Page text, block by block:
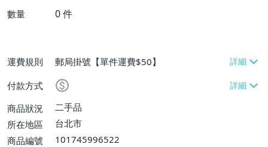
數量 0件
運費規則
郵局掛號【單件運費$50】
付款方式
商品狀況
二手品
所在地區
台北市
商品編號
101745996522